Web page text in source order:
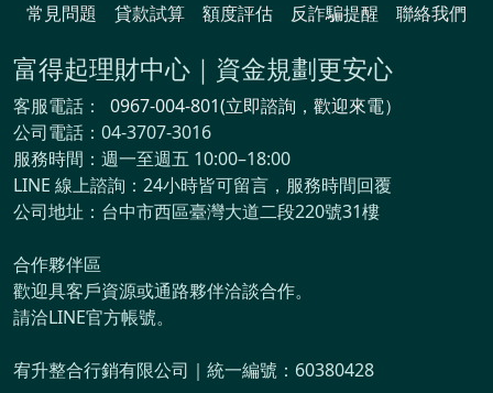
常見問題
貸款試算 額度評估 反詐騙提醒 聯絡我們
富得起理財中心｜資金規劃更安心
客服電話：
0967-004-801(立即諮詢，歡迎來電）
公司電話：04-3707-3016
服務時間：週一至週五 10:00–18:00
LINE 線上諮詢：24小時皆可留言，服務時間回覆
公司地址：台中市西區臺灣大道二段220號31樓
合作夥伴區
歡迎具客戶資源或通路夥伴洽談合作。
請洽LINE官方帳號。
宥升整合行銷有限公司｜統一編號：60380428